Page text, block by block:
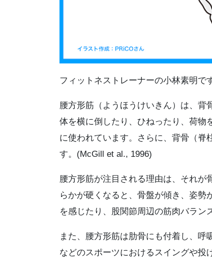
フィットネストレーナーの小林素明で
腰方形筋（ようほうけいきん）は、背
体を横に倒したり、ひねったり、荷物
に使われています。さらに、背骨（脊
す。(McGill et al., 1996)
腰方形筋が注目される理由は、それが
らかが硬くなると、骨盤が傾き、姿
を感じたり、股関節周辺の筋肉バラン
また、腰方形筋は肋骨にも付着し、
などのスポーツにおけるスイングや投